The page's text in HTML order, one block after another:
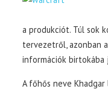
a produkciót. Túl sok
tervezetről, azonban
információk
A főhős neve Khadgar